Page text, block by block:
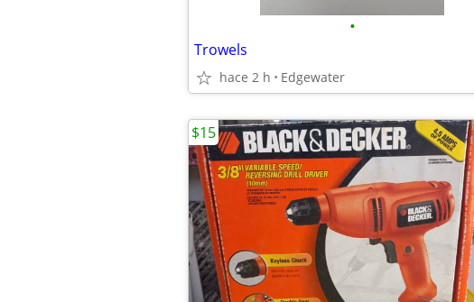
•
Trowels
hace 2 h Edgewater
$15